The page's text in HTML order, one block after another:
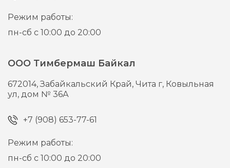
Режим работы:
пн-сб с 10:00 до 20:00
ООО Тимбермаш Байкал
672014,Забайкальский Край, Чита г, Ковыльная
ул, дом № 36А
+7 (908) 653-77-61
Режим работы:
пн-сб с 10:00 до 20:00